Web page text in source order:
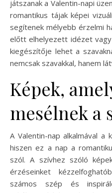
játszanak a Valentin-napi
romantikus tájak képei
segítenek mélyebb érzelmi
előtt elhelyezett idézet
kiegészítője lehet a
nemcsak szavakkal, hanem
Képek,
mesélnek a
A Valentin-nap alkalmával a
hiszen ez a nap a
szól. A szívhez szóló
érzéseinket
számos szép és